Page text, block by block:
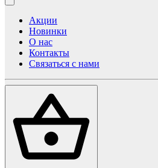
Акции
Новинки
О нас
Контакты
Связаться с нами